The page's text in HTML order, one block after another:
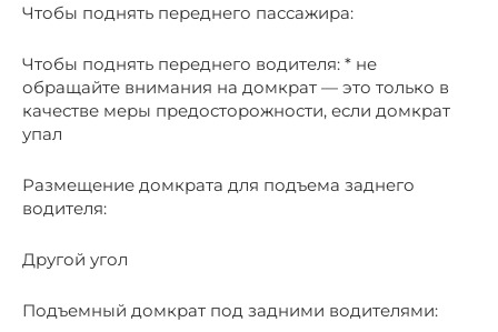
Чтобы поднять переднего пассажира:
Чтобы поднять переднего водителя: * не
обращайте внимания на домкрат — это только в
качестве меры предосторожности, если домкрат
упал
Размещение домкрата для подъема заднего
водителя:
Другой угол
Подъемный домкрат под задними водителями: